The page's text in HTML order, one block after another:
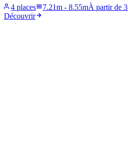
4 places
7.21m - 8.55mÀ partir de
Découvrir